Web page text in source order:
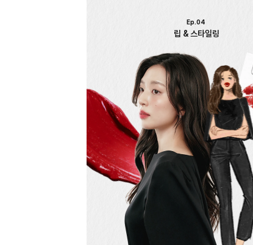
립 & 스타일링
Ep.04